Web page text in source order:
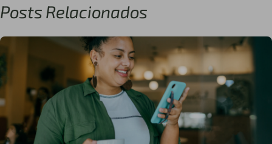
Posts Relacionados